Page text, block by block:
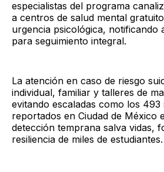
especialistas del programa
a centros de salud mental
urgencia psicológica, notificando
para seguimiento integral.
La atención en caso de riesgo
individual, familiar y talleres de
evitando escaladas como los 493
reportados en Ciudad de México
detección temprana salva vidas,
resiliencia de miles de estudiantes.